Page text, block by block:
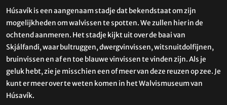
Húsavík is een aangenaam stadje dat bekendstaat om zijn
mogelijkheden om walvissen te spotten. We zullen hier in de
ochtend aanmeren. Het stadje kijkt uit over de baai van
Skjálfandi, waar bultruggen, dwergvinvissen, witsnuitdolfijnen,
bruinvissen en af en toe blauwe vinvissen te vinden zijn. Als je
geluk hebt, zie je misschien een of meer van deze reuzen op zee. Je
kunt er meer over te weten komen in het Walvismuseum van
Húsavík.